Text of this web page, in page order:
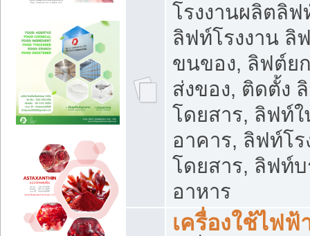
โรงงานผลิตลิ
ลิฟท์โรงงาน ลิ
ขนของ, ลิฟต์ย
ส่งของ, ติดตั้ง
โดยสาร, ลิฟท์
อาคาร, ลิฟท์โ
โดยสาร, ลิฟท์
อาหาร
เครื่องใช้ไฟฟ้